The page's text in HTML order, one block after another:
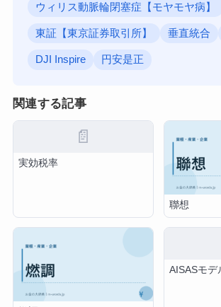
ウィリス動脈輪閉塞症【モヤモヤ病】
東証【東京証券取引所】 垂直統合
DJI Inspire 円安是正
関連する記事
📄
実効税率
聯想
AISASモデ